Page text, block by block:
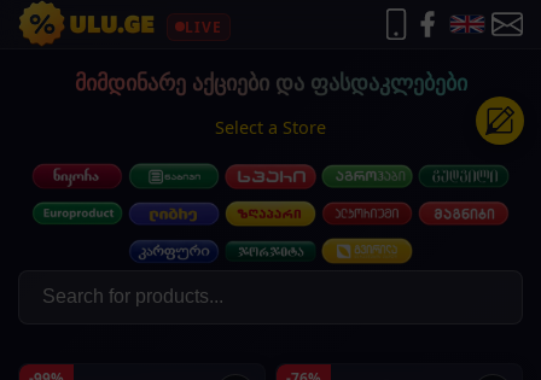
LIVE
მიმდინარე აქციები და ფასდაკლებები
Select a Store